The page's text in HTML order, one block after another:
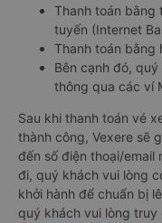
Thanh toán bằng
tuyến (Internet
Thanh toán bằng
Bên cạnh đó,
thông qua các ví
Sau khi thanh toán vé
thành công, Vexere sẽ
đến số điện thoại/
đi, quý khách vui lòng
khởi hành để chuẩn bị
quý khách vui lòng truy